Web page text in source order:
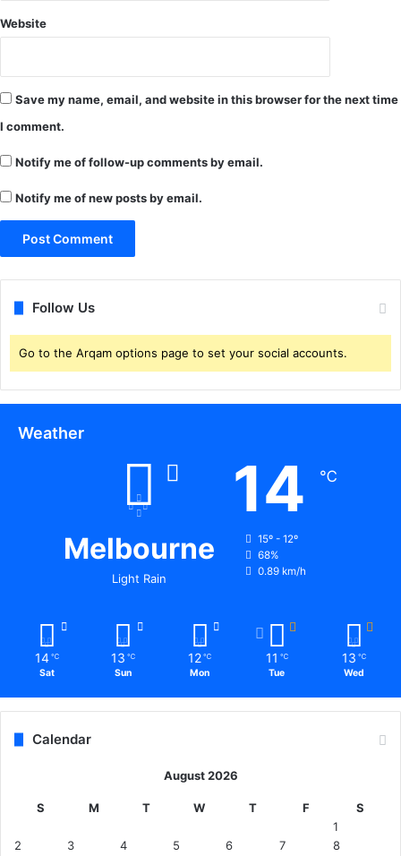
Website
Save my name, email, and website in this browser for the next time
I comment.
Notify me of follow-up comments by email.
Notify me of new posts by email.
Follow Us
Go to the Arqam options page to set your social accounts.
Weather
Melbourne
Light Rain
14 ℃
15º - 12º
68%
0.89 km/h
14 ℃
Sat
13 ℃
Sun
12 ℃
Mon
11 ℃
Tue
13 ℃
Wed
Calendar
August 2026
S M T W T F
S
1
2
3 4 5 6 7
8